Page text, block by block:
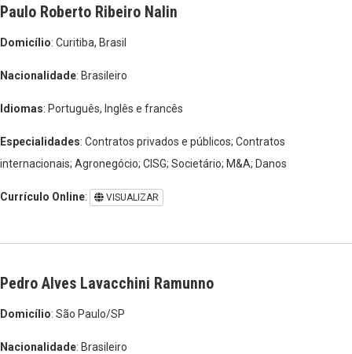
Paulo Roberto Ribeiro Nalin
Domicílio: Curitiba, Brasil
Nacionalidade: Brasileiro
Idiomas: Português, Inglês e francês
Especialidades: Contratos privados e públicos; Contratos
internacionais; Agronegócio; CISG; Societário; M&A; Danos
Currículo Online: VISUALIZAR
Pedro Alves Lavacchini Ramunno
Domicílio: São Paulo/SP
Nacionalidade: Brasileiro